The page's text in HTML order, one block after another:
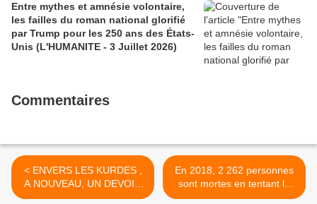
Entre mythes et amnésie volontaire,
les failles du roman national glorifié
par Trump pour les 250 ans des États-
Unis (L'HUMANITE - 3 Juillet 2026)
Commentaires
< ENVERS LES KURDES ,
A NOUVEAU, UN DEVOIR
DE SOLIDARITÉ ! - Francis
En 2018, 2 262 personnes
sont mortes en tentant la
traversée de la